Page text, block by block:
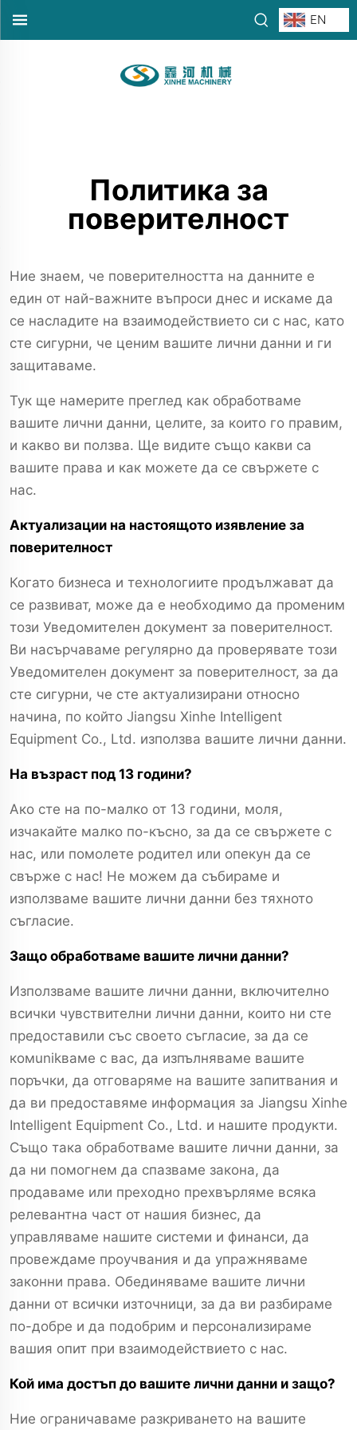
EN
Политика за
поверителност
Ние знаем, че поверителността на данните е
един от най-важните въпроси днес и искаме да
се насладите на взаимодействието си с нас, като
сте сигурни, че ценим вашите лични данни и ги
защитаваме.
Тук ще намерите преглед как обработваме
вашите лични данни, целите, за които го правим,
и какво ви ползва. Ще видите също какви са
вашите права и как можете да се свържете с
нас.
Актуализации на настоящото изявление за
поверителност
Когато бизнеса и технологиите продължават да
се развиват, може да е необходимо да променим
този Уведомителен документ за поверителност.
Ви насърчаваме регулярно да проверявате този
Уведомителен документ за поверителност, за да
сте сигурни, че сте актуализирани относно
начина, по който Jiangsu Xinhe Intelligent
Equipment Co., Ltd. използва вашите лични данни.
На възраст под 13 години?
Ако сте на по-малко от 13 години, моля,
изчакайте малко по-късно, за да се свържете с
нас, или помолете родител или опекун да се
свърже с нас! Не можем да събираме и
използваме вашите лични данни без тяхното
съгласие.
Защо обработваме вашите лични данни?
Използваме вашите лични данни, включително
всички чувствителни лични данни, които ни сте
предоставили със своето съгласие, за да се
комunikваме с вас, да изпълняваме вашите
поръчки, да отговаряме на вашите запитвания и
да ви предоставяме информация за Jiangsu Xinhe
Intelligent Equipment Co., Ltd. и нашите продукти.
Също така обработваме вашите лични данни, за
да ни помогнем да спазваме закона, да
продаваме или преходно прехвърляме всяка
релевантна част от нашия бизнес, да
управляваме нашите системи и финанси, да
провеждаме проучвания и да упражняваме
законни права. Обединяваме вашите лични
данни от всички източници, за да ви разбираме
по-добре и да подобрим и персонализираме
вашия опит при взаимодействието с нас.
Кой има достъп до вашите лични данни и защо?
Ние ограничаваме разкриването на вашите